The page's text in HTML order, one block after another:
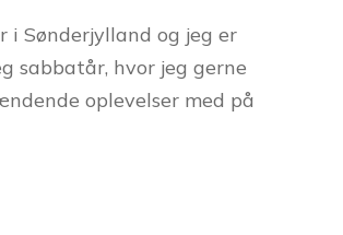
i Sønderjylland og jeg er
sabbatår, hvor jeg gerne
oplevelser med på